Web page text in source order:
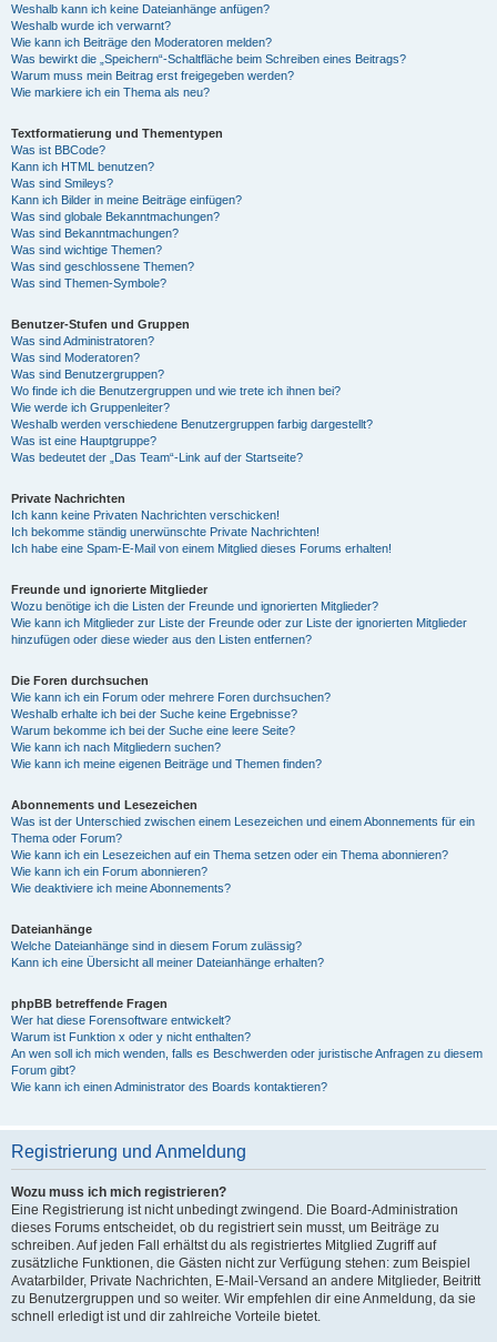
Weshalb kann ich keine Dateianhänge anfügen?
Weshalb wurde ich verwarnt?
Wie kann ich Beiträge den Moderatoren melden?
Was bewirkt die „Speichern“-Schaltfläche beim Schreiben eines Beitrags?
Warum muss mein Beitrag erst freigegeben werden?
Wie markiere ich ein Thema als neu?
Textformatierung und Thementypen
Was ist BBCode?
Kann ich HTML benutzen?
Was sind Smileys?
Kann ich Bilder in meine Beiträge einfügen?
Was sind globale Bekanntmachungen?
Was sind Bekanntmachungen?
Was sind wichtige Themen?
Was sind geschlossene Themen?
Was sind Themen-Symbole?
Benutzer-Stufen und Gruppen
Was sind Administratoren?
Was sind Moderatoren?
Was sind Benutzergruppen?
Wo finde ich die Benutzergruppen und wie trete ich ihnen bei?
Wie werde ich Gruppenleiter?
Weshalb werden verschiedene Benutzergruppen farbig dargestellt?
Was ist eine Hauptgruppe?
Was bedeutet der „Das Team“-Link auf der Startseite?
Private Nachrichten
Ich kann keine Privaten Nachrichten verschicken!
Ich bekomme ständig unerwünschte Private Nachrichten!
Ich habe eine Spam-E-Mail von einem Mitglied dieses Forums erhalten!
Freunde und ignorierte Mitglieder
Wozu benötige ich die Listen der Freunde und ignorierten Mitglieder?
Wie kann ich Mitglieder zur Liste der Freunde oder zur Liste der ignorierten Mitglieder
hinzufügen oder diese wieder aus den Listen entfernen?
Die Foren durchsuchen
Wie kann ich ein Forum oder mehrere Foren durchsuchen?
Weshalb erhalte ich bei der Suche keine Ergebnisse?
Warum bekomme ich bei der Suche eine leere Seite?
Wie kann ich nach Mitgliedern suchen?
Wie kann ich meine eigenen Beiträge und Themen finden?
Abonnements und Lesezeichen
Was ist der Unterschied zwischen einem Lesezeichen und einem Abonnements für ein
Thema oder Forum?
Wie kann ich ein Lesezeichen auf ein Thema setzen oder ein Thema abonnieren?
Wie kann ich ein Forum abonnieren?
Wie deaktiviere ich meine Abonnements?
Dateianhänge
Welche Dateianhänge sind in diesem Forum zulässig?
Kann ich eine Übersicht all meiner Dateianhänge erhalten?
phpBB betreffende Fragen
Wer hat diese Forensoftware entwickelt?
Warum ist Funktion x oder y nicht enthalten?
An wen soll ich mich wenden, falls es Beschwerden oder juristische Anfragen zu diesem
Forum gibt?
Wie kann ich einen Administrator des Boards kontaktieren?
Registrierung und Anmeldung
Wozu muss ich mich registrieren?
Eine Registrierung ist nicht unbedingt zwingend. Die Board-Administration
dieses Forums entscheidet, ob du registriert sein musst, um Beiträge zu
schreiben. Auf jeden Fall erhältst du als registriertes Mitglied Zugriff auf
zusätzliche Funktionen, die Gästen nicht zur Verfügung stehen: zum Beispiel
Avatarbilder, Private Nachrichten, E-Mail-Versand an andere Mitglieder, Beitritt
zu Benutzergruppen und so weiter. Wir empfehlen dir eine Anmeldung, da sie
schnell erledigt ist und dir zahlreiche Vorteile bietet.